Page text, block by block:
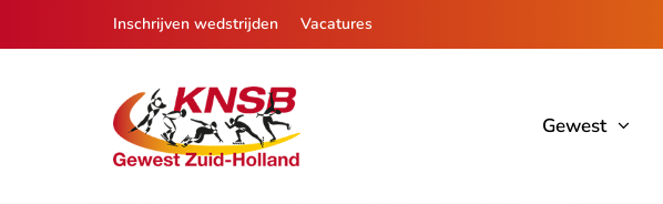
Inschrijven wedstrijden Vacatures
Gewest